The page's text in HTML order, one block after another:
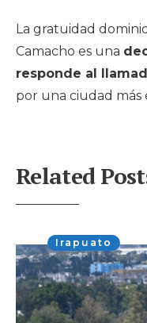
La gratuidad
Camacho es una
responde al
por una ciudad más
Related
Irapuato